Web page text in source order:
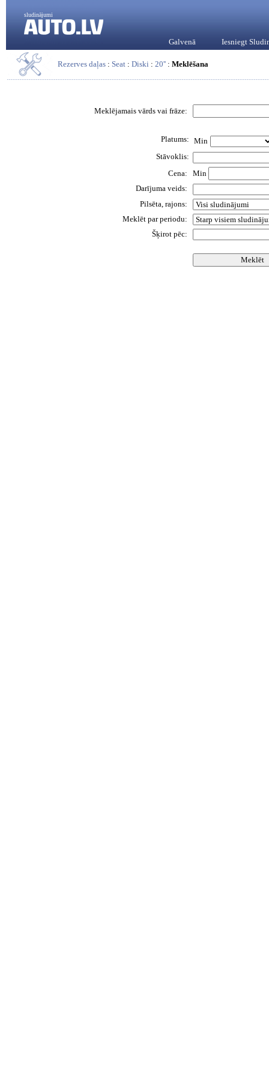
sludinājumi
Galvenā Iesniegt
Rezerves daļas : Seat : Diski : 20'' : Meklēšana
Meklējamais vārds vai frāze:
Platums: Min
Stāvoklis:
Cena:
Min
Darījuma veids:
Pilsēta, rajons:
Meklēt par periodu:
Šķirot pēc: